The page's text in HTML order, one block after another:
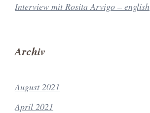
Interview mit Rosita Arvigo – english
Archiv
August 2021
April 2021